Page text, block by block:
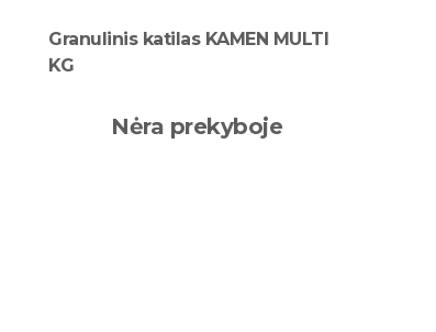
Granulinis katilas KAMEN MULTI
KG
Nėra prekyboje